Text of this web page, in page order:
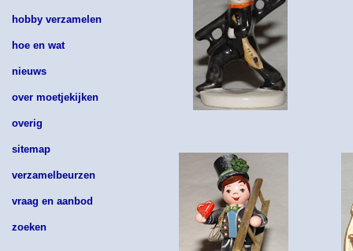
hobby verzamelen
hoe en wat
nieuws
over moetjekijken
overig
sitemap
verzamelbeurzen
vraag en aanbod
zoeken